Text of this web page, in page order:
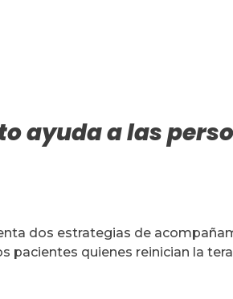
ayuda a las
dos estrategias de
pacientes quienes reinician la